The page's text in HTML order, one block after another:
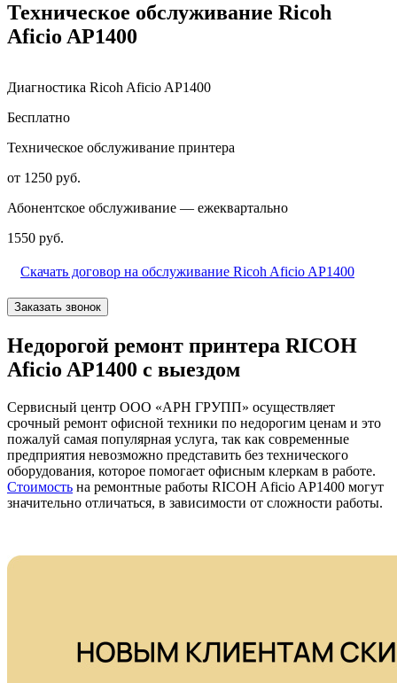
Техническое обслуживание Ricoh
Aficio AP1400
Диагностика Ricoh Aficio AP1400
Бесплатно
Техническое обслуживание принтера
от 1250 руб.
Абонентское обслуживание — ежеквартально
1550 руб.
Скачать договор на обслуживание Ricoh Aficio AP1400
Заказать звонок
Недорогой ремонт принтера RICOH
Aficio AP1400 с выездом
Сервисный центр ООО «АРН ГРУПП» осуществляет
срочный ремонт офисной техники по недорогим ценам и это
пожалуй самая популярная услуга, так как современные
предприятия невозможно представить без технического
оборудования, которое помогает офисным клеркам в работе.
Стоимость на ремонтные работы RICOH Aficio AP1400 могут
значительно отличаться, в зависимости от сложности работы.